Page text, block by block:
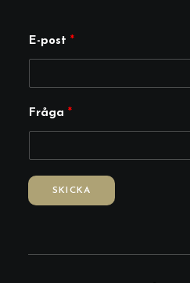
*
å
g
E-post *
Fråga *
SKICKA